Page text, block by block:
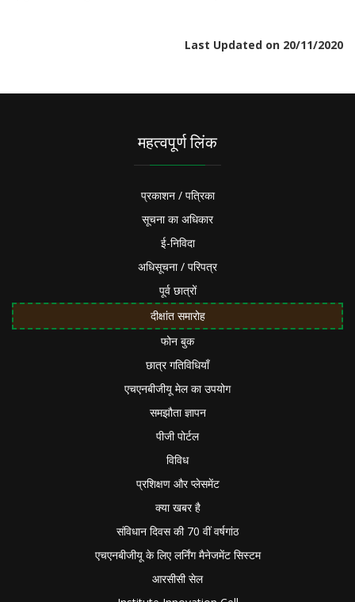
Last Updated on 20/11/2020
महत्वपूर्ण लिंक
प्रकाशन / पत्रिका
सूचना का अधिकार
ई-निविदा
अधिसूचना / परिपत्र
पूर्व छात्रों
दीक्षांत समारोह
फोन बुक
छात्र गतिविधियाँ
एचएनबीजीयू मेल का उपयोग
समझौता ज्ञापन
पीजी पोर्टल
विविध
प्रशिक्षण और प्लेसमेंट
क्या खबर है
संविधान दिवस की 70 वीं वर्षगांठ
एचएनबीजीयू के लिए लर्निंग मैनेजमेंट सिस्टम
आरसीसी सेल